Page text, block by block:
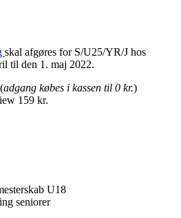
skal afgøres for S/U25/YR/J hos
til den 1. maj 2022.
adgang købes i kassen til 0 kr.)
159 kr.
U18
seniorer